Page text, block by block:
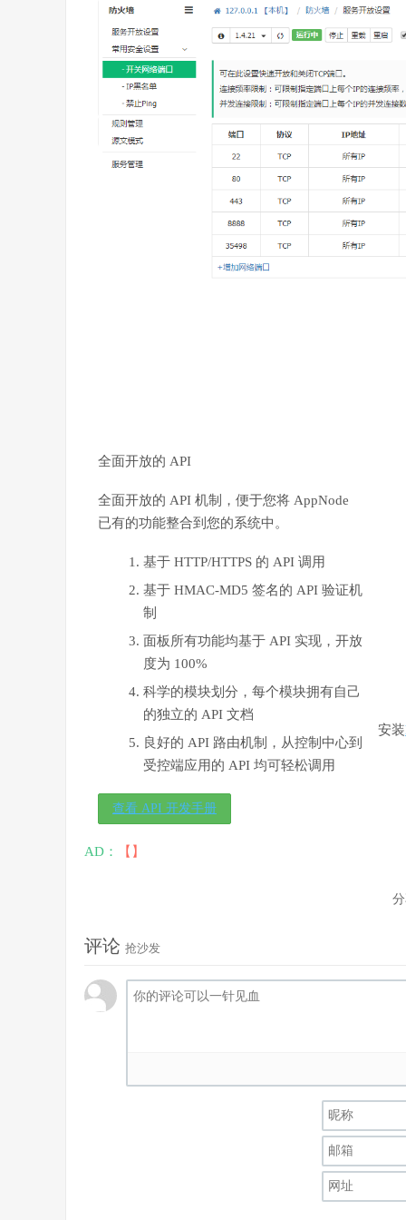
全面开放的 API
全面开放的 API 机制，便于您将 AppNode
已有的功能整合到您的系统中。
基于 HTTP/HTTPS 的 API 调用
基于 HMAC-MD5 签名的 API 验证机
制
面板所有功能均基于 API 实现，开放
度为 100%
科学的模块划分，每个模块拥有自己
的独立的 API 文档
良好的 API 路由机制，从控制中心到
受控端应用的 API 均可轻松调用
查看 API 开发手册
安装
AD： 【】
评论 抢沙发